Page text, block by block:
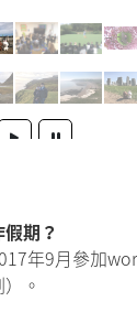
期？
年9月參加
。